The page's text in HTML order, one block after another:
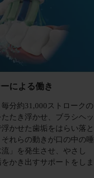
による働き
分約31,000ストロークの
たき浮かせ、ブラシヘッ
かせた歯垢をはらい落と
れらの動きが口の中の唾
」を発生させ、やさし
かき出すサポートをしま